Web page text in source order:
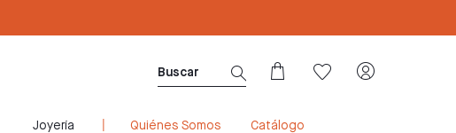
Joyería Quiénes Somos Catálogo